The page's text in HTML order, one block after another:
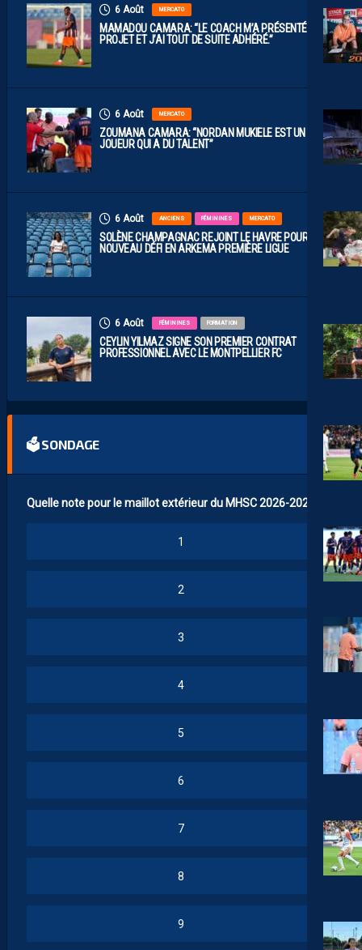
6 Août MERCATO
MAMADOU CAMARA: “LE COACH M’A PRÉSENTÉ LE
PROJET ET J’AI TOUT DE SUITE ADHÉRÉ.”
6 Août MERCATO
ZOUMANA CAMARA: “NORDAN MUKIELE EST UN
JOUEUR QUI A DU TALENT”
6 Août ANCIENS FÉMININES MERCATO
SOLÈNE CHAMPAGNAC REJOINT LE HAVRE POUR UN
NOUVEAU DÉFI EN ARKEMA PREMIÈRE LIGUE
6 Août FÉMININES FORMATION
CEYLIN YILMAZ SIGNE SON PREMIER CONTRAT
PROFESSIONNEL AVEC LE MONTPELLIER FC
🗳 SONDAGE
Quelle note pour le maillot extérieur du MHSC 2026-2027 ?
1
2
3
4
5
6
7
8
9